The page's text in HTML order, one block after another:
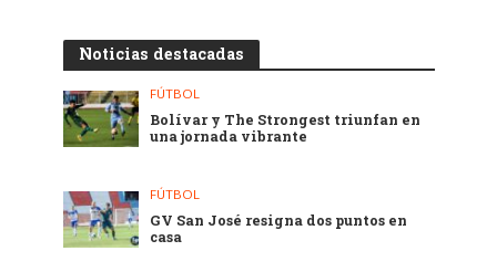
Noticias destacadas
FÚTBOL
Bolívar y The Strongest triunfan en
una jornada vibrante
FÚTBOL
GV San José resigna dos puntos en
casa